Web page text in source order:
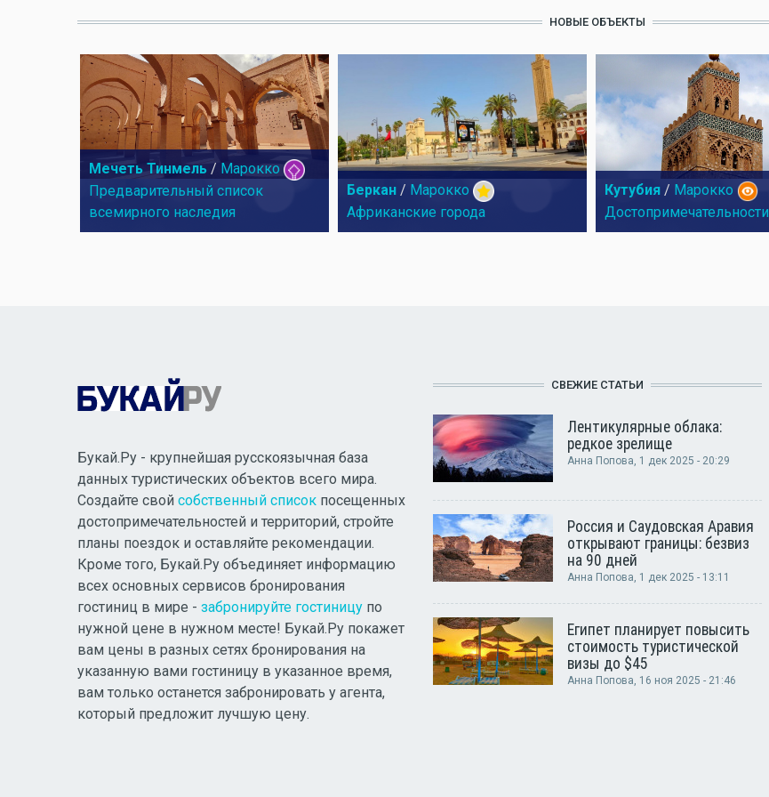
НОВЫЕ ОБЪЕКТЫ
Мечеть Тинмель / Марокко
Предварительный список
всемирного наследия
Беркан / Марокко
Африканские города
Кутубия / Марокко
Достопримечательности
Букай.Ру - крупнейшая русскоязычная база
данных туристических объектов всего мира.
Создайте свой собственный список посещенных
достопримечательностей и территорий, стройте
планы поездок и оставляйте рекомендации.
Кроме того, Букай.Ру объединяет информацию
всех основных сервисов бронирования
гостиниц в мире - забронируйте гостиницу по
нужной цене в нужном месте! Букай.Ру покажет
вам цены в разных сетях бронирования на
указанную вами гостиницу в указанное время,
вам только останется забронировать у агента,
который предложит лучшую цену.
СВЕЖИЕ СТАТЬИ
Лентикулярные облака:
редкое зрелище
Анна Попова, 1 дек 2025 - 20:29
Россия и Саудовская Аравия
открывают границы: безвиз
на 90 дней
Анна Попова, 1 дек 2025 - 13:11
Египет планирует повысить
стоимость туристической
визы до $45
Анна Попова, 16 ноя 2025 - 21:46